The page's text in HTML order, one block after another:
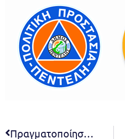
Πραγματοποίηση αναβληθείσας εκδήλωσης ‘Χριστούγεννα και Πρωτοχρονιά στον κόσμο’ στις 11/1